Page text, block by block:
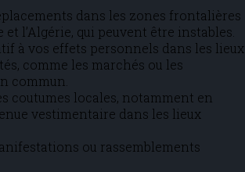
dans les zones frontalières
et l’Algérie, qui peuvent être instables.
à vos effets personnels dans les lieux
comme les marchés ou les
commun.
coutumes locales, notamment en
vestimentaire dans les lieux
ou rassemblements